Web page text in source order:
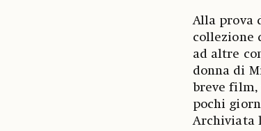
Alla prova
collezione
ad altre
donna di
breve film,
pochi
Archiviata